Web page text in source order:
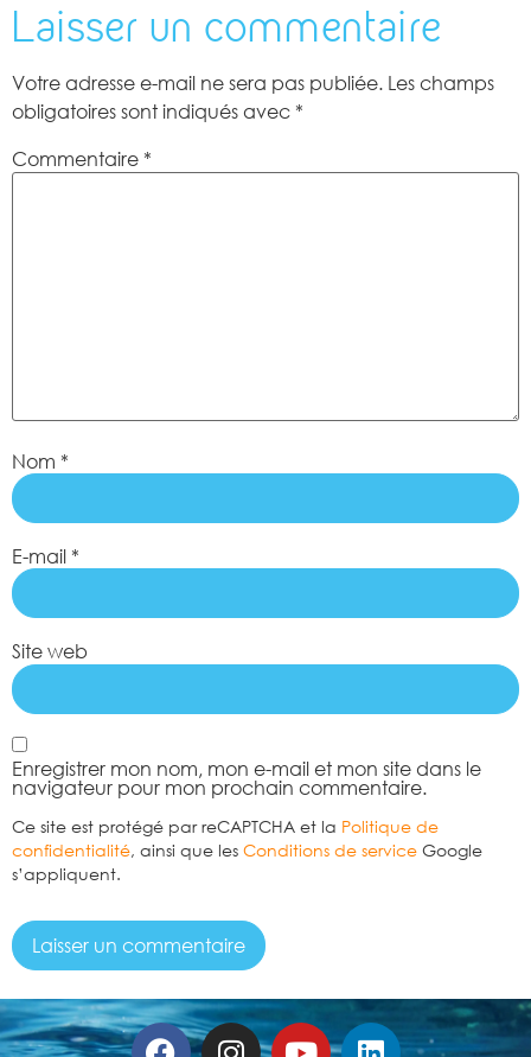
Laisser un commentaire
Votre adresse e-mail ne sera pas publiée. Les champs
obligatoires sont indiqués avec *
Commentaire *
Nom *
E-mail *
Site web
Enregistrer mon nom, mon e-mail et mon site dans le
navigateur pour mon prochain commentaire.
Ce site est protégé par reCAPTCHA et la Politique de
confidentialité, ainsi que les Conditions de service Google
s’appliquent.